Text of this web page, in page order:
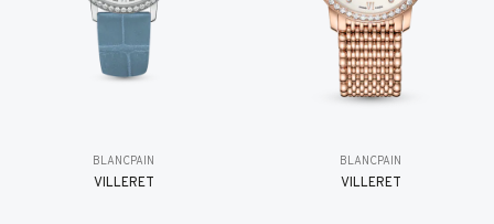
BLANCPAIN
VILLERET
BLANCPAIN
VILLERET